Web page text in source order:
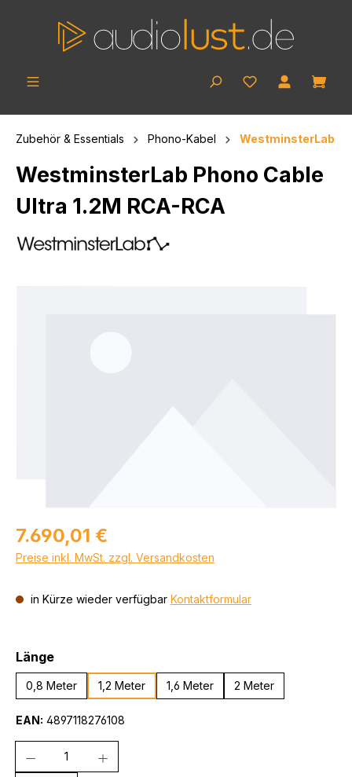
Zubehör & Essentials Phono-Kabel WestminsterLab
WestminsterLab Phono Cable
Ultra 1.2M RCA-RCA
Regulärer Preis:
7.690,01 €
Preise inkl. MwSt. zzgl. Versandkosten
in Kürze wieder verfügbar Kontaktformular
Längeauswählen
0,8 Meter 1,2 Meter 1,6 Meter 2 Meter
EAN: 4897118276108